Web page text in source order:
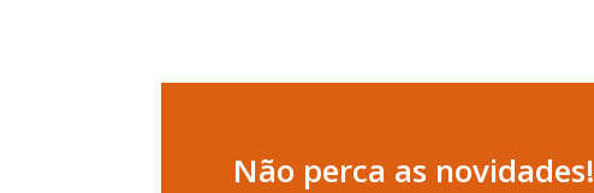
Não perca as novidades!